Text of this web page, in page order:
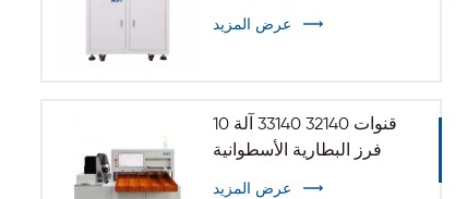
عرض المزيد
10 قنوات 32140 33140 آلة
فرز البطارية الأسطوانية
عرض المزيد